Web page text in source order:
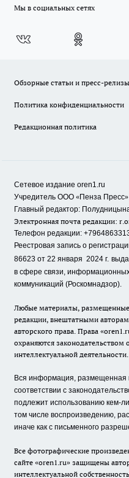
Мы в социальных сетях
Обзорные статьи и пресс-релизы
Политика конфиденциальности
Редакционная политика
Сетевое издание oren1.ru
Учредитель ООО «Пенза Пресс»
Главный редактор:
Электронная почта редакции:
Телефон редакции:
Реестровая запись о
86623 от 22 января 2024 г.
в сфере связи,
коммуникаций (Роскомнадзор).
Любые материалы,
редакции, внештатными
авторского права. Права
охраняются законодательством
интеллектуальной деятельности.
Вся информация, размещенная
соответствии с
подлежит использованию кем-
том числе воспроизведению,
иначе как с письменного
Все фотографические
сайте «oren1.ru» защищены
интеллектуальной